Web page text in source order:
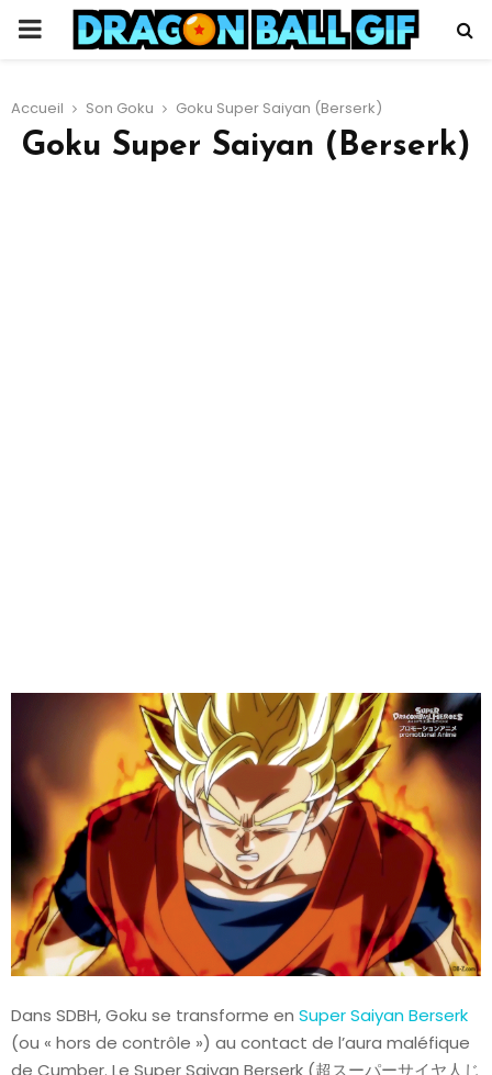
PRIMARY
Accueil Son Goku Goku Super Saiyan (Berserk)
Goku Super Saiyan (Berserk)
Dans SDBH, Goku se transforme en Super Saiyan Berserk
(ou « hors de contrôle ») au contact de l’aura maléfique
de Cumber. Le Super Saiyan Berserk (超スーパーサイヤ人じ